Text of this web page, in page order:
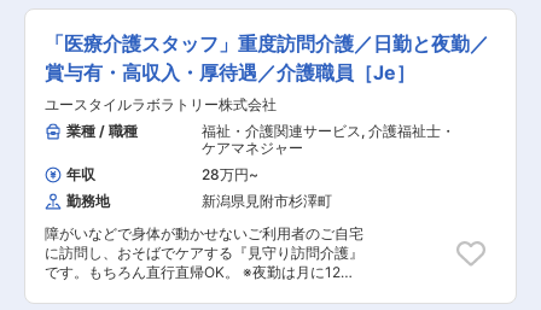
んの吸引、経管栄養（胃ろう・腸ろう） など
※詳細は面談時にお伝えします ◎最初は先輩スタ
ッフが必ず同行し、業務の流れや注意点を徹底的
に指導します。未経験の方もプロとして成長でき
ます。
支える、障害福祉をメインとした訪問介護ケアの
お仕事です。 ・見守り ・日常生活のお手伝い ・
食事介助 ・介護記録の記入 など ※詳細は面談
時にお伝えします ◎働いている人のほとんどが無
資格・未経験からスタート！！研修や仕事を覚え
るまでは先輩スタッフが同行するので安心！
■━━━ 1日のスケジュール例 ━━━□ ◇9:00～／
サービス開始 ・ベットから車いすへの移乗 ・お
食事介助 ・外出援助など ◇13:00～／サービス
記録、終了 ＜休憩・次の利用者宅へ移動＞
◇14:00～／利用者宅到着・サービス開始
◇18:00～／サービス記録、終了 ・直行直帰OK ※
担当する件数や、ご利用者様によって時間・サー
ビスは異なります。 ※介護保険サービスを提供す
る事業所の場合は家事代行などのお仕事が含まれ
るケースもあります ＊＊ ここがオススメ！！
「医療介護スタッフ」重度訪問介護／日勤と夜勤／
賞与有・高収入・厚待遇／介護職員［Je］
ユースタイルラボラトリー株式会社
業種 / 職種
福祉・介護関連サービス, 介護福祉士・
ケアマネジャー
年収
28万円~
勤務地
新潟県見附市杉澤町
障がいなどで身体が動かせないご利用者のご自宅
に訪問し、おそばでケアする『見守り訪問介護』
です。もちろん直行直帰OK。 ※夜勤は月に12